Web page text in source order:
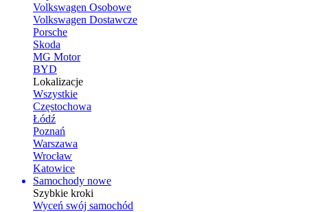
Volkswagen Osobowe
Volkswagen Dostawcze
Porsche
Skoda
MG Motor
BYD
Lokalizacje
Wszystkie
Częstochowa
Łódź
Poznań
Warszawa
Wrocław
Katowice
Samochody nowe
Szybkie kroki
Wyceń swój samochód